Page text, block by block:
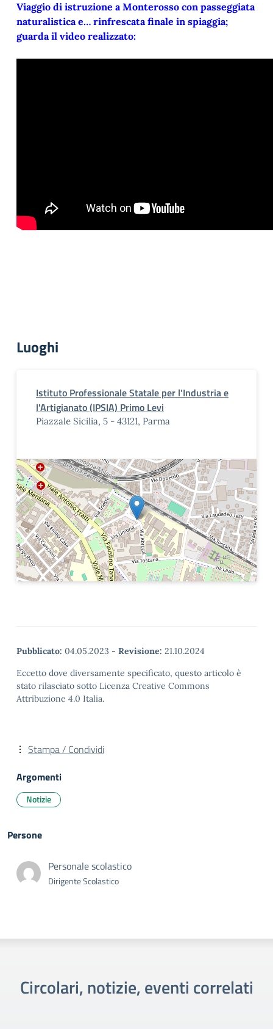
Viaggio di istruzione a Monterosso con passeggiata
naturalistica e… rinfrescata finale in spiaggia;
guarda il video realizzato:
Luoghi
Istituto Professionale Statale per l'Industria e
l'Artigianato (IPSIA) Primo Levi
Piazzale Sicilia, 5 - 43121, Parma
Pubblicato: 04.05.2023 - Revisione: 21.10.2024
Eccetto dove diversamente specificato, questo articolo è
stato rilasciato sotto Licenza Creative Commons
Attribuzione 4.0 Italia.
Stampa / Condividi
Argomenti
Notizie
Persone
Personale scolastico
Dirigente Scolastico
Circolari, notizie, eventi correlati